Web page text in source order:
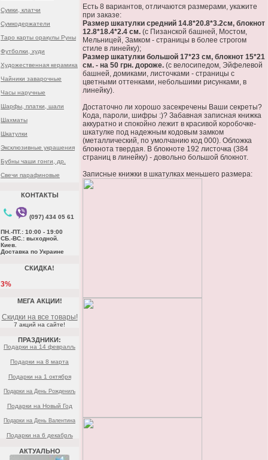
Сумки, клатчи
Сумкодержатели
Таро карты оракулы Руны
Футболки, худи
Художественная керамика
Чайники заварочные
Часы наручные
Шарфы, платки, шали
Шахматы
Шкатулки
Эксклюзивные украшения
Бубны чаши гонги, др.
Свечи парафиновые
КОНТАКТЫ
(097) 434 05 61
ПН.-ПТ.: 10:00 - 19:00
СБ.-ВС.: выходной.
Киев.
Доставка по Украине
СКИДКА!
3%
МЕГА АКЦИИ!
Скидки на все товары!
7 акций на сайте!
ПРАЗДНИКИ:
Подарки на 14 февралљ
Подарки на 8 марта
Подарки на 1 октября
Подарки на День Рождениљ
Подарки на Новый Год
Подарки на День Валентина
Подарки на 6 декабрљ
АКТУАЛЬНО
Есть 8 вариантов, отличаются размерами, укажите
при заказе:
Размер шкатулки средний 14.8*20.8*3.2см, блокнот
12.8*18.4*2.4 см. (с Пизанской башней, Мостом,
Мельницей, Замком - страницы в более строгом
стиле в линейку);
Размер шкатулки большой 17*23 см, блокнот 15*21
см. - на 50 грн. дороже. (с велосипедом, Эйфелевой
башней, домиками, листочками - страницы с
цветными оттенками, небольшими рисунками, в
линейку).
Достаточно ли хорошо засекречены Ваши секреты?
Кода, пароли, шифры :)? Забавная записная книжка
аккуратно и спокойно лежит в красивой коробочке-
шкатулке под надежным кодовым замком
(металлический, по умолчанию код 000). Обложка
блокнота твердая. В блокноте 192 листочка (384
страниц в линейку) - довольно большой блокнот.
Записные книжки в шкатулках меньшего размера: